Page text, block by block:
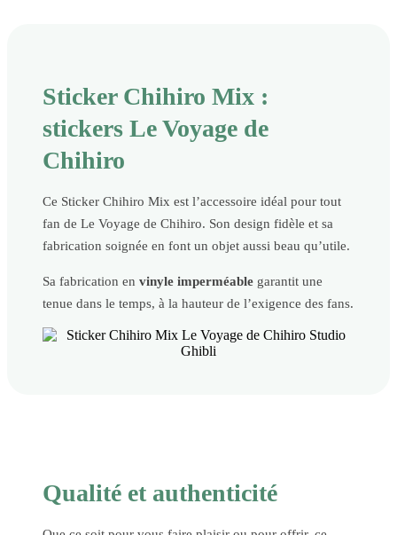
Sticker Chihiro Mix :
stickers Le Voyage de
Chihiro
Ce Sticker Chihiro Mix est l’accessoire idéal pour tout
fan de Le Voyage de Chihiro. Son design fidèle et sa
fabrication soignée en font un objet aussi beau qu’utile.
Sa fabrication en vinyle imperméable garantit une
tenue dans le temps, à la hauteur de l’exigence des fans.
Qualité et authenticité